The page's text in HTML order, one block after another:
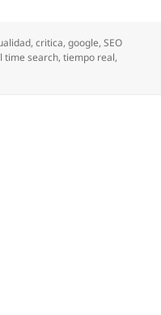
,critica,google,SEO
time search,tiempo real,